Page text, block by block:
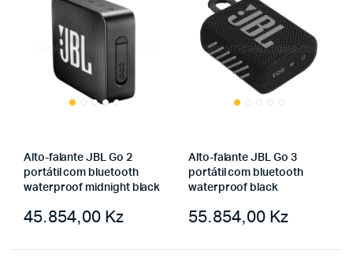
Alto-falante JBL Go 2
portátil com bluetooth
waterproof midnight black
45.854,00 Kz
Alto-falante JBL Go 3
portátil com bluetooth
waterproof black
55.854,00 Kz